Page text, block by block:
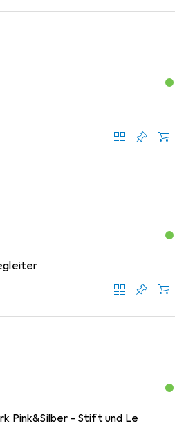
Pink&Silber - Stift und Le